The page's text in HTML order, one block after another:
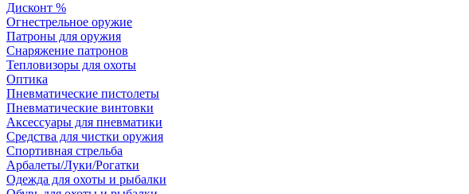
Дисконт %
Огнестрельное оружие
Патроны для оружия
Снаряжение патронов
Тепловизоры для охоты
Оптика
Пневматические пистолеты
Пневматические винтовки
Аксессуары для пневматики
Средства для чистки оружия
Спортивная стрельба
Арбалеты/Луки/Рогатки
Одежда для охоты и рыбалки